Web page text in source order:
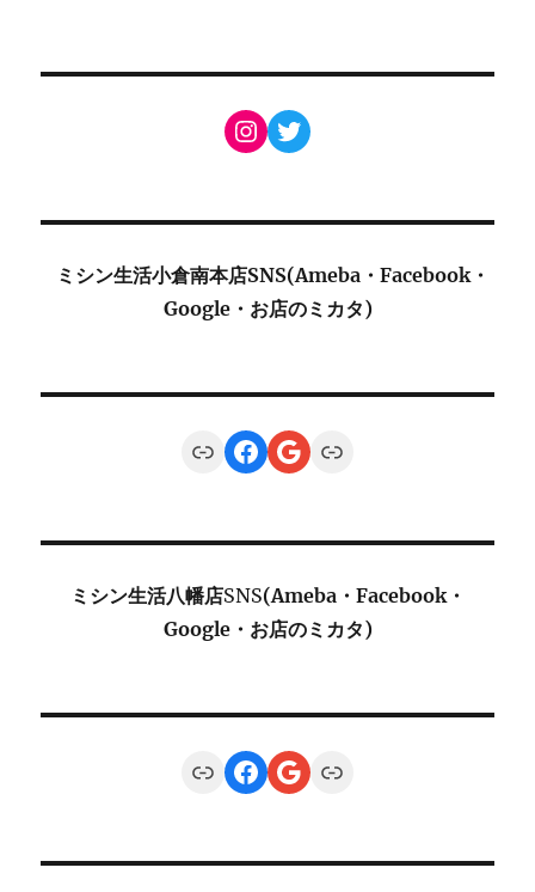
Instagram
Twitter
ミシン生活小倉南本店SNS(Ameba・Facebook・
Google・お店のミカタ)
LinkFacebook
Google
Link
ミシン生活八幡店SNS(Ameba・Facebook・
Google・お店のミカタ)
LinkFacebook
Google
Link